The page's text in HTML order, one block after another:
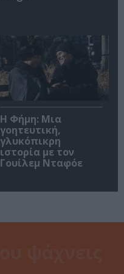
Η Φήμη: Mια
γοητευτική,
γλυκόπικρη
ιστορία με τον
Γουίλεμ Νταφόε